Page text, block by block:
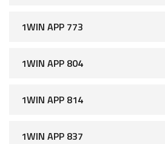
1WIN APP 773
1WIN APP 804
1WIN APP 814
1WIN APP 837